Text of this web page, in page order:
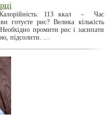
Калорійність: 113 ккал - Час
рис? Велика кількість
промити рис і засипати
підсолити. ...